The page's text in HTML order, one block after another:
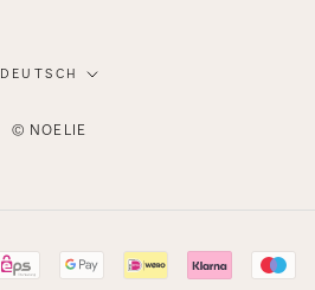
Sprache
DEUTSCH
© NOELIE